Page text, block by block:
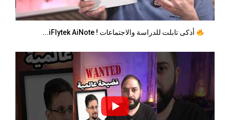
أذكى تابلت للدراسة والاجتماعات ! iFlytek AiNote...